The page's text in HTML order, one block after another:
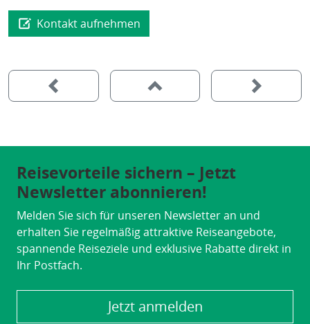
Kontakt aufnehmen
Reisevorteile sichern – Jetzt
Newsletter abonnieren!
Melden Sie sich für unseren Newsletter an und
erhalten Sie regelmäßig attraktive Reiseangebote,
spannende Reiseziele und exklusive Rabatte direkt in
Ihr Postfach.
Jetzt anmelden